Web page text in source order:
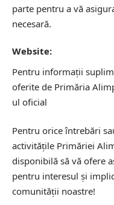
parte pentru a vă
necesară.
Website:
Pentru informații
oferite de Primăria
ul oficial
Pentru orice întrebări
activitățile Primăriei
disponibilă să vă ofere
pentru interesul și
comunității noastre!